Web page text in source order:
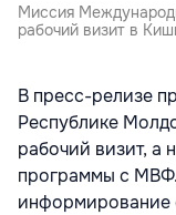
Миссия
рабочий визит в
В пресс-релизе
Республике
рабочий визит, а
программы с
информирование